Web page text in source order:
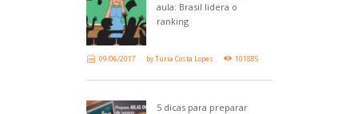
aula: Brasil lidera o
ranking
09/06/2017 byTúria Costa Lopes 101885
5 dicas para preparar